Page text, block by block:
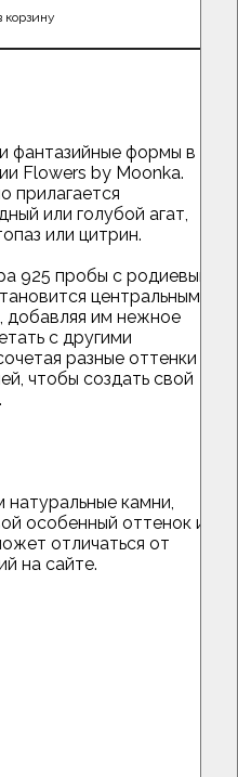
корзину
фантазийные формы в
Flowers by Moonka.
прилагается
или голубой агат,
или цитрин.
925 пробы с родиевым
центральным
добавляя им нежное
с другими
разные оттенки
чтобы создать свой
натуральные камни,
особенный оттенок и
отличаться от
на сайте.